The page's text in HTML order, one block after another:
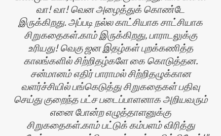
வா! வா! வென அழைத்துக் கொண்டே
இருக்கிறது. அப்படி நல்ல காட்சியாக சாட்சியாக
சிறுகதைகள்.காம் இருக்கிறது, பாராடலுக்கு
உரியது! வெகு ஜன இதழ்கள் புறக்கணித்த
காலங்களில் சிற்றிதழ்களே கை கொடுத்தன.
சன்மானம் எதிர் பாராமல் சிற்றிதழுக்கான
வளர்ச்சியில் பங்கெடுத்து சிறுகதைகள் பதிவு
செய்து குறைந்த பட்ச படைப்பாளனாக அறியவரும்
எனை போன்ற எழுத்தாளனுக்கு
சிறுகதைகள்.காம் பட்டுக் கம்பளம் விரித்து